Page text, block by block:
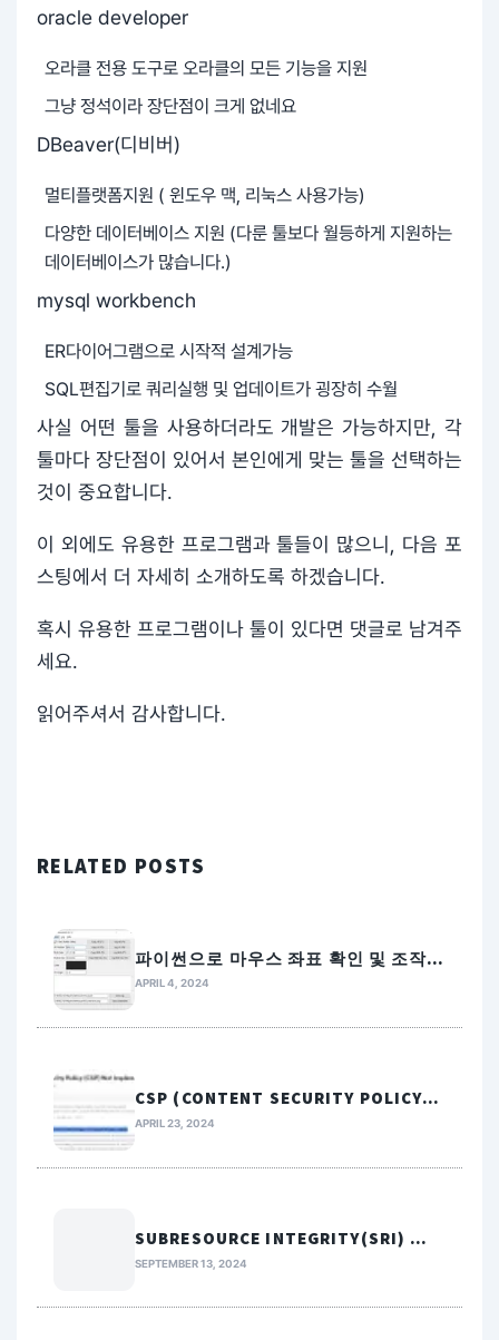
oracle developer
오라클 전용 도구로 오라클의 모든 기능을 지원
그냥 정석이라 장단점이 크게 없네요
DBeaver(디비버)
멀티플랫폼지원 ( 윈도우 맥, 리눅스 사용가능)
다양한 데이터베이스 지원 (다룬 툴보다 월등하게 지원하는
데이터베이스가 많습니다.)
mysql workbench
ER다이어그램으로 시작적 설계가능
SQL편집기로 쿼리실행 및 업데이트가 굉장히 수월
사실 어떤 툴을 사용하더라도 개발은 가능하지만, 각
툴마다 장단점이 있어서 본인에게 맞는 툴을 선택하는
것이 중요합니다.
이 외에도 유용한 프로그램과 툴들이 많으니, 다음 포
스팅에서 더 자세히 소개하도록 하겠습니다.
혹시 유용한 프로그램이나 툴이 있다면 댓글로 남겨주
세요.
읽어주셔서 감사합니다.
RELATED POSTS
파이썬으로 마우스 좌표 확인 및 조작하
기 (매크로 활용)
APRIL 4, 2024
CSP (CONTENT SECURITY POLICY)
웹 취약점 해결 방법
APRIL 23, 2024
SUBRESOURCE INTEGRITY(SRI) 취
약점 조치방법
SEPTEMBER 13, 2024